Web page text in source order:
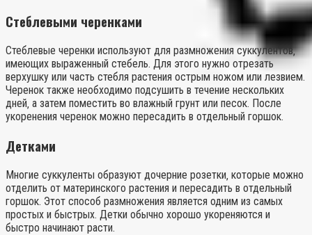
Стеблевыми черенками
Стеблевые черенки используют для размножения суккулентов‚
имеющих выраженный стебель. Для этого нужно отрезать
верхушку или часть стебля растения острым ножом или лезвием.
Черенок также необходимо подсушить в течение нескольких
дней‚ а затем поместить во влажный грунт или песок. После
укоренения черенок можно пересадить в отдельный горшок.
Детками
Многие суккуленты образуют дочерние розетки‚ которые можно
отделить от материнского растения и пересадить в отдельный
горшок. Этот способ размножения является одним из самых
простых и быстрых. Детки обычно хорошо укореняются и
быстро начинают расти.